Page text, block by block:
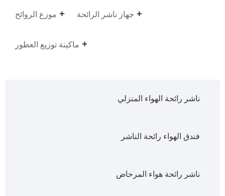
موزع الروائح جهاز ناشر الرائحة
ماكينة توزيع العطور
ناشر رائحة الهواء المنزلي
فندق الهواء رائحة الناشر
ناشر رائحة هواء المرحاض